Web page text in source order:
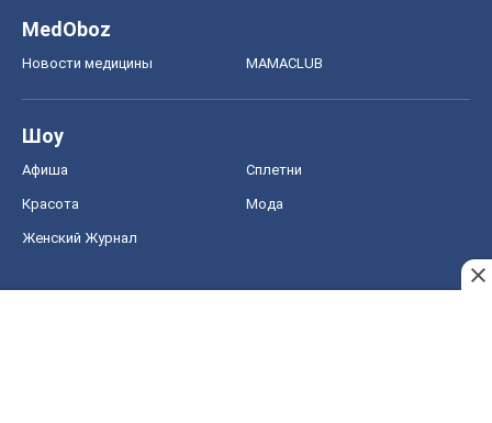
MedOboz
Новости медицины MAMACLUB
Шоу
Афиша Сплетни
Красота Мода
Женский Журнал